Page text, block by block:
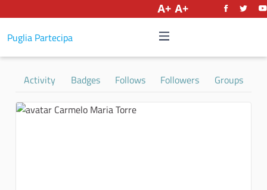
Puglia Partecipa
Activity Badges Follows Followers Groups